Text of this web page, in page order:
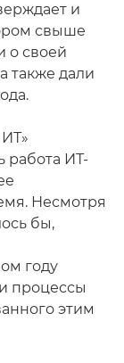
и
свыше
о своей
также дали
работа ИТ-
Несмотря
бы,
году
процессы
этим